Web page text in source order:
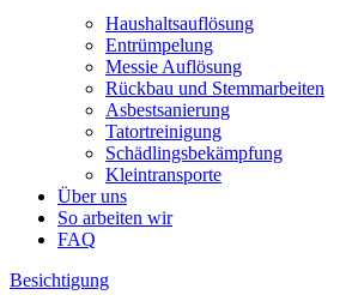
Haushaltsauflösung
Entrümpelung
Messie Auflösung
Rückbau und Stemmarbeiten
Asbestsanierung
Tatortreinigung
Schädlingsbekämpfung
Kleintransporte
Über uns
So arbeiten wir
FAQ
Besichtigung